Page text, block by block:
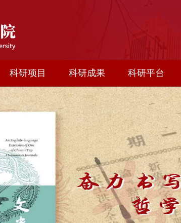
科研项目 科研成果 科研平台